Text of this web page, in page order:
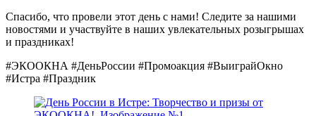
Спасибо, что провели этот день с нами! Следите за нашими
новостями и участвуйте в наших увлекательных розыгрышах
и праздниках!
#ЭКООКНА #ДеньРоссии #Промоакция #ВыиграйОкно
#Истра #Праздник